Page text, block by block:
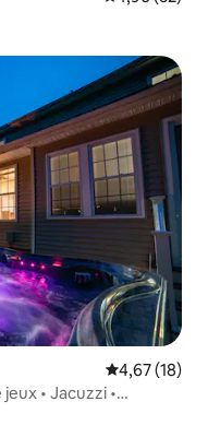
Évaluation
4,67 (18)
• Jacuzzi •